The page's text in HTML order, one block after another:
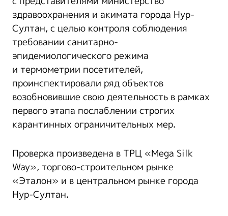
здравоохранения и акимата города Нур-
Султан, с целью контроля соблюдения
требовании санитарно-
эпидемиологического режима
и термометрии посетителей,
проинспектировали ряд объектов
возобновившие свою деятельность в рамках
первого этапа послаблении строгих
карантинных ограничительных мер.
Проверка произведена в ТРЦ «Mega Silk
Way», торгово-строительном рынке
«Эталон» и в центральном рынке города
Нур-Султан.